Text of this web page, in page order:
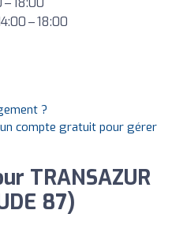
– 18:00
?
compte gratuit pour gérer
TRANSAZUR
87)